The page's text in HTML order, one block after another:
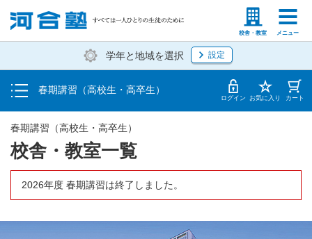
校舎・教室 メニュー
塾生の方 高等学校の先生
学年と地域を選択 設定
春期講習（高校生・高卒生）
受講料・お申し込み方法
受講開始までの流れ
校舎・教室一覧 ログイン お気に入り カート
校舎・教室一覧
春期講習（高校生・高卒生）
2026年度 春期講習は終了しました。